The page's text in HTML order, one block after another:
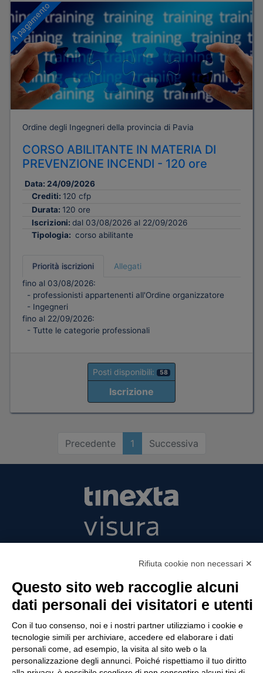
A pagamento
Ordine degli Ingegneri della provincia di Pavia
CORSO ABILITANTE IN MATERIA DI
PREVENZIONE INCENDI - 120 ore
Data: 24/09/2026
Crediti: 120 cfp
Durata: 120 ore
Iscrizioni: dal 03/08/2026 al 22/09/2026
Tipologia: corso abilitante
Priorità iscrizioni
Allegati
fino al 03/08/2026:
- professionisti appartenenti all'Ordine organizzatore
- Ingegneri
fino al 22/09/2026:
- Tutte le categorie professionali
Posti disponibili: 58
Iscrizione
Precedente 1 Successiva
Piazzale Flaminio 1/b, 00196 Roma, Italia
Società con Socio Unico
Società soggetta alla direzione e coordinamento
di Tinexta SpA
P.IVA 05338771008 REA n. 877679
UTILITÀ
Rifiuta cookie non necessari ✕
Questo sito web raccoglie alcuni
dati personali dei visitatori e utenti
Con il tuo consenso, noi e i nostri partner utilizziamo i cookie e
tecnologie simili per archiviare, accedere ed elaborare i dati
personali come, ad esempio, la visita al sito web o la
personalizzazione degli annunci. Poiché rispettiamo il tuo diritto